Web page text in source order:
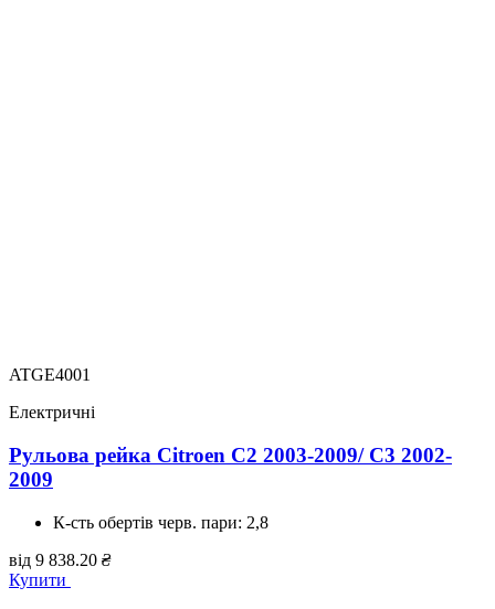
ATGE4001
Електричні
Рульова рейка Citroen C2 2003-2009/ C3 2002-
2009
К-сть обертів черв. пари: 2,8
від 9 838.20 ₴
Купити